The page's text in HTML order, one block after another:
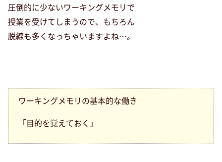
圧倒的に少ないワーキングメモリで
授業を受けてしまうので、もちろん
脱線も多くなっちゃいますよね…。
ワーキングメモリの基本的な働き
「目的を覚えておく」